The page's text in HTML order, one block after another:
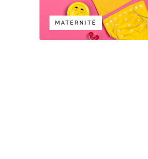
MATERNITÉ